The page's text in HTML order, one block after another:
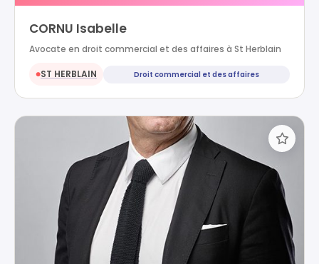
CORNU Isabelle
Avocate en droit commercial et des affaires à St Herblain
●ST HERBLAIN Droit commercial et des affaires